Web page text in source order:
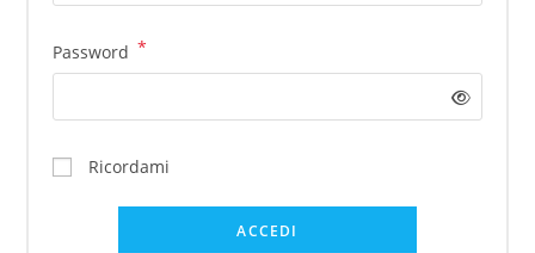
Password *
Ricordami
ACCEDI